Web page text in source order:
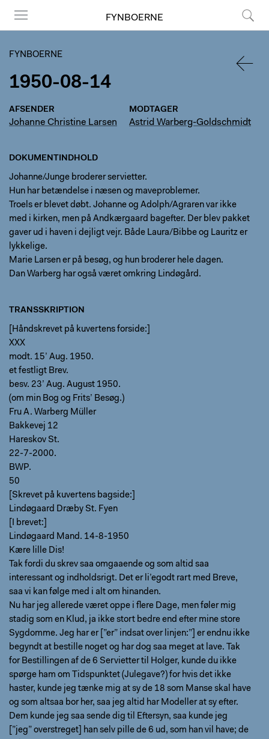
FYNBOERNE
FYNBOERNE
1950-08-14
AFSENDER
Johanne Christine Larsen
MODTAGER
Astrid Warberg-Goldschmidt
DOKUMENTINDHOLD
Johanne/Junge broderer servietter.
Hun har betændelse i næsen og maveproblemer.
Troels er blevet døbt. Johanne og Adolph/Agraren var ikke
med i kirken, men på Andkærgaard bagefter. Der blev pakket
gaver ud i haven i dejligt vejr. Både Laura/Bibbe og Lauritz er
lykkelige.
Marie Larsen er på besøg, og hun broderer hele dagen.
Dan Warberg har også været omkring Lindøgård.
TRANSSKRIPTION
[Håndskrevet på kuvertens forside:]
XXX
modt. 15’ Aug. 1950.
et festligt Brev.
besv. 23’ Aug. August 1950.
(om min Bog og Frits’ Besøg.)
Fru A. Warberg Müller
Bakkevej 12
Hareskov St.
22-7-2000.
BWP.
50
[Skrevet på kuvertens bagside:]
Lindøgaard Dræby St. Fyen
[I brevet:]
Lindøgaard Mand. 14-8-1950
Kære lille Dis!
Tak fordi du skrev saa omgaaende og som altid saa
interessant og indholdsrigt. Det er li’egodt rart med Breve,
saa vi kan følge med i alt om hinanden.
Nu har jeg allerede været oppe i flere Dage, men føler mig
stadig som en Klud, ja ikke stort bedre end efter mine store
Sygdomme. Jeg har er [”er” indsat over linjen:”] er endnu ikke
begyndt at bestille noget og har dog saa meget at lave. Tak
for Bestillingen af de 6 Servietter til Holger, kunde du ikke
spørge ham om Tidspunktet (Julegave?) for hvis det ikke
haster, kunde jeg tænke mig at sy de 18 som Manse skal have
og som altsaa bor her, saa jeg altid har Modeller at sy efter.
Dem kunde jeg saa sende dig til Eftersyn, saa kunde jeg
[”jeg” overstreget] han selv pille de 6 ud, som han vil have; de